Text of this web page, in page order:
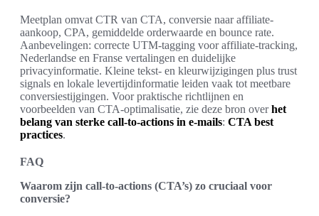
Meetplan omvat CTR van CTA, conversie naar affiliate-
aankoop, CPA, gemiddelde orderwaarde en bounce rate.
Aanbevelingen: correcte UTM-tagging voor affiliate-tracking,
Nederlandse en Franse vertalingen en duidelijke
privacyinformatie. Kleine tekst- en kleurwijzigingen plus trust
signals en lokale levertijdinformatie leiden vaak tot meetbare
conversiestijgingen. Voor praktische richtlijnen en
voorbeelden van CTA-optimalisatie, zie deze bron overhet
belang van sterke call-to-actions in e-mails: CTA best
practices.
FAQ
Waarom zijn call-to-actions (CTA’s) zo cruciaal voor
conversie?